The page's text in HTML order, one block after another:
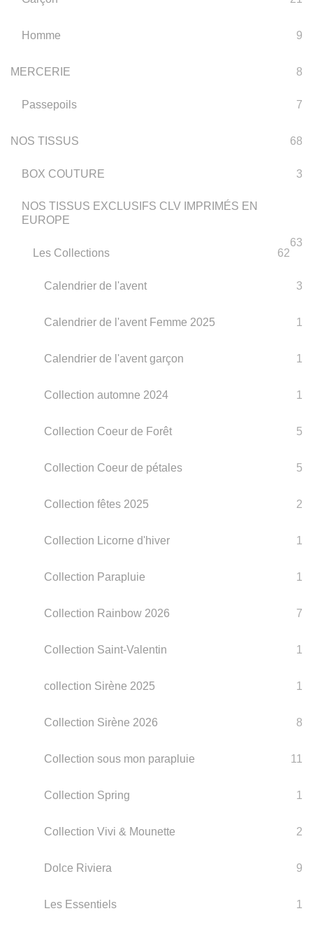
Homme 9
MERCERIE 8
Passepoils 7
NOS TISSUS 68
BOX COUTURE 3
NOS TISSUS EXCLUSIFS CLV IMPRIMÉS EN
EUROPE
63
Les Collections
62
Calendrier de l'avent 3
Calendrier de l'avent Femme 2025 1
Calendrier de l'avent garçon 1
Collection automne 2024 1
Collection Coeur de Forêt 5
Collection Coeur de pétales 5
Collection fêtes 2025 2
Collection Licorne d'hiver 1
Collection Parapluie 1
Collection Rainbow 2026 7
Collection Saint-Valentin 1
collection Sirène 2025 1
Collection Sirène 2026 8
Collection sous mon parapluie 11
Collection Spring 1
Collection Vivi & Mounette 2
Dolce Riviera 9
Les Essentiels 1